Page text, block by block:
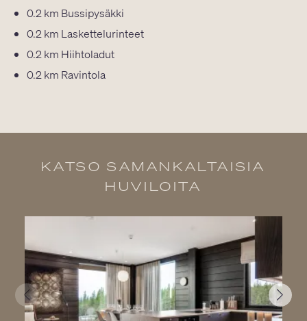
0.2 km Bussipysäkki
0.2 km Laskettelurinteet
0.2 km Hiihtoladut
0.2 km Ravintola
KATSO SAMANKALTAISIA
HUVILOITA